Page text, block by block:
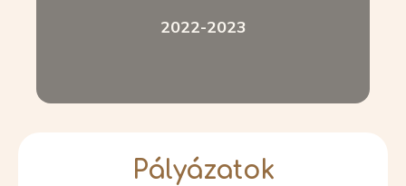
2022-2023
Pályázatok